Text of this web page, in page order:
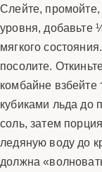
Слейте,
уровня, добавьте
мягкого
посолите.
комбайне
кубиками льда до
соль, затем
ледяную воду до
должна